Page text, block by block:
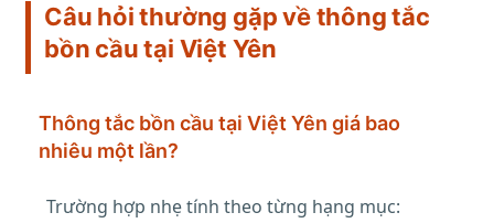
Câu hỏi thường gặp về thông tắc
bồn cầu tại Việt Yên
Thông tắc bồn cầu tại Việt Yên giá bao
nhiêu một lần?
Trường hợp nhẹ tính theo từng hạng mục: